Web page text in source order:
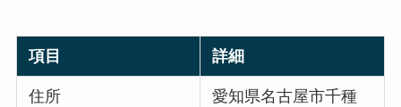
項目 詳細
住所
愛知県名古屋市千種